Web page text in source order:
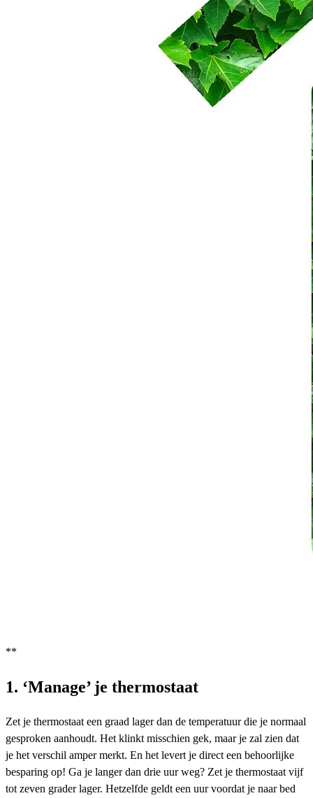
**
1. ‘Manage’ je thermostaat
Zet je thermostaat een graad lager dan de temperatuur die je normaal
gesproken aanhoudt. Het klinkt misschien gek, maar je zal zien dat
je het verschil amper merkt. En het levert je direct een behoorlijke
besparing op! Ga je langer dan drie uur weg? Zet je thermostaat vijf
tot zeven grader lager. Hetzelfde geldt een uur voordat je naar bed